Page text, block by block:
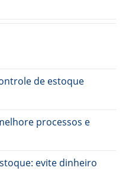
de estoque
processos e
evite dinheiro